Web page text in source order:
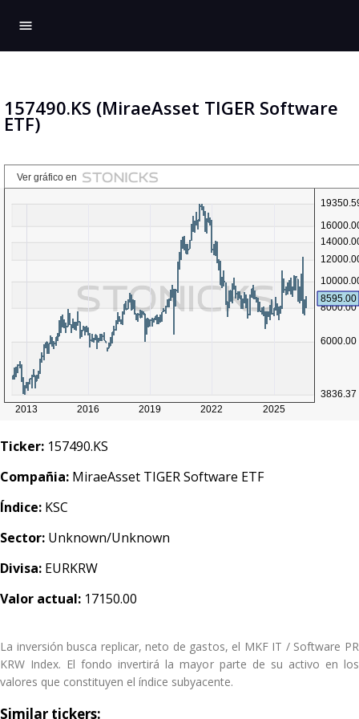
menu
157490.KS (MiraeAsset TIGER Software
ETF)
Ticker: 157490.KS
Compañia: MiraeAsset TIGER Software ETF
Índice: KSC
Sector: Unknown/Unknown
Divisa: EURKRW
Valor actual: 17150.00
La inversión busca replicar, neto de gastos, el MKF IT / Software PR
KRW Index. El fondo invertirá la mayor parte de su activo en los
valores que constituyen el índice subyacente.
Similar tickers: